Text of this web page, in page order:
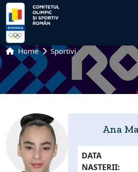
Home Sportivi
Ana
DATA
NASTERII: